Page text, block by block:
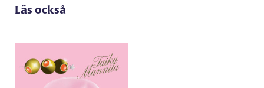
Läs också